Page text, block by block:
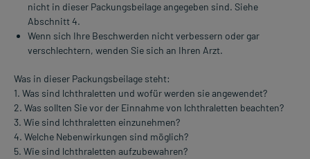
nicht in dieser Packungsbeilage angegeben sind. Siehe
Abschnitt 4.
Wenn sich Ihre Beschwerden nicht verbessern oder gar
verschlechtern, wenden Sie sich an Ihren Arzt.
Was in dieser Packungsbeilage steht:
1. Was sind lchthraletten und wofür werden sie angewendet?
2. Was sollten Sie vor der Einnahme von lchthraletten beachten?
3. Wie sind lchthraletten einzunehmen?
4. Welche Nebenwirkungen sind möglich?
5. Wie sind lchthraletten aufzubewahren?